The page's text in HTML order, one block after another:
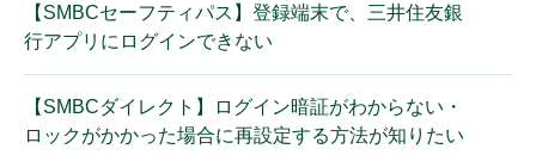
【SMBCセーフティパス】登録端末で、三井住友銀
行アプリにログインできない
【SMBCダイレクト】ログイン暗証がわからない・
ロックがかかった場合に再設定する方法が知りたい